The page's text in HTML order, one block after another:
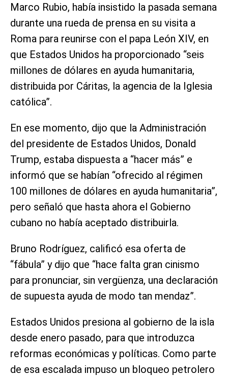
Marco Rubio, había insistido la pasada semana
durante una rueda de prensa en su visita a
Roma para reunirse con el papa León XIV, en
que Estados Unidos ha proporcionado “seis
millones de dólares en ayuda humanitaria,
distribuida por Cáritas, la agencia de la Iglesia
católica”.
En ese momento, dijo que la Administración
del presidente de Estados Unidos, Donald
Trump, estaba dispuesta a “hacer más” e
informó que se habían “ofrecido al régimen
100 millones de dólares en ayuda humanitaria”,
pero señaló que hasta ahora el Gobierno
cubano no había aceptado distribuirla.
Bruno Rodríguez, calificó esa oferta de
“fábula” y dijo que “hace falta gran cinismo
para pronunciar, sin vergüenza, una declaración
de supuesta ayuda de modo tan mendaz”.
Estados Unidos presiona al gobierno de la isla
desde enero pasado, para que introduzca
reformas económicas y políticas. Como parte
de esa escalada impuso un bloqueo petrolero